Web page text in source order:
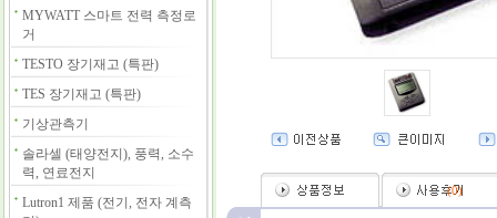
MYWATT 스마트 전력 측정로
거
TESTO 장기재고 (특판)
TES 장기재고 (특판)
기상관측기
솔라셀 (태양전지), 풍력, 소수
력, 연료전지
Lutron1 제품 (전기, 전자 계측
(0)